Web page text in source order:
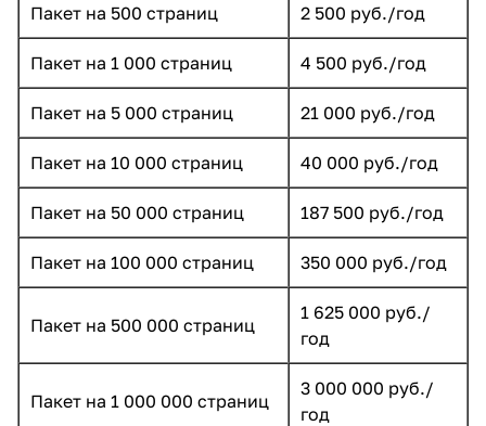
Пакет на 500 страниц 2 500 руб./год
Пакет на 1 000 страниц 4 500 руб./год
Пакет на 5 000 страниц 21 000 руб./год
Пакет на 10 000 страниц 40 000 руб./год
Пакет на 50 000 страниц 187 500 руб./год
Пакет на 100 000 страниц 350 000 руб./год
Пакет на 500 000 страниц
1 625 000 руб./
год
Пакет на 1 000 000 страниц
3 000 000 руб./
год